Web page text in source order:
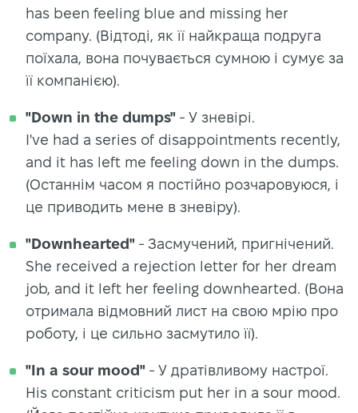
has been feeling blue and missing her
company. (Відтоді, як її найкраща подруга
поїхала, вона почувається сумною і сумує за
її компанією).
"Down in the dumps" - У зневірі.
I've had a series of disappointments recently,
and it has left me feeling down in the dumps.
(Останнім часом я постійно розчаровуюся, і
це приводить мене в зневіру).
"Downhearted" - Засмучений, пригнічений.
She received a rejection letter for her dream
job, and it left her feeling downhearted. (Вона
отримала відмовний лист на свою мрію про
роботу, і це сильно засмутило її).
"In a sour mood" - У дратівливому настрої.
His constant criticism put her in a sour mood.